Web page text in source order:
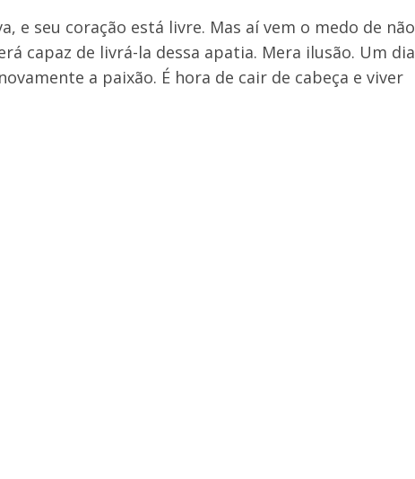
e seu coração está livre. Mas aí vem o medo de não
capaz de livrá-la dessa apatia. Mera ilusão. Um dia
a paixão. É hora de cair de cabeça e viver